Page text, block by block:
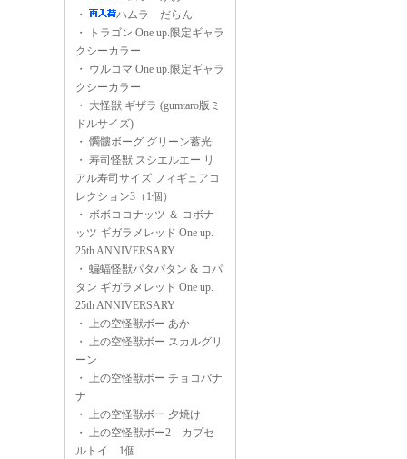
・
ハムラ だらん
・
トラゴン One up.限定ギャラ
クシーカラー
・ ウルコマ One up.限定ギャラ
クシーカラー
・ 大怪獣 ギザラ (gumtaro版ミ
ドルサイズ)
・ 髑髏ボーグ グリーン蓄光
・ 寿司怪獣 スシエルエー リ
アル寿司サイズ フィギュアコ
レクション3（1個）
・ ボボココナッツ ＆ コボナ
ッツ ギガラメレッド One up.
25th ANNIVERSARY
・ 蝙蝠怪獣パタパタン & コパ
タン ギガラメレッド One up.
25th ANNIVERSARY
・ 上の空怪獣ボー あか
・ 上の空怪獣ボー スカルグリ
ーン
・ 上の空怪獣ボー チョコバナ
ナ
・ 上の空怪獣ボー 夕焼け
・ 上の空怪獣ボー2 カプセ
ルトイ 1個